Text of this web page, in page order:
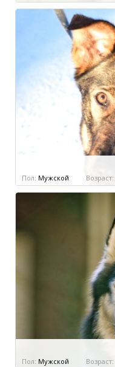
Пол: Мужской Возраст:
Пол: Мужской Возраст: